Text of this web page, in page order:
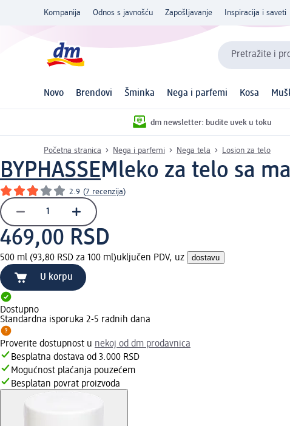
Kompanija Odnos s javnošću Zapošljavanje Inspiracija i saveti
Pretražite i
Novo Brendovi Šminka Nega i parfemi Kosa
dm newsletter: budite uvek u toku
Početna stranica Nega i parfemi Nega tela Losion za telo
BYPHASSEMleko za telo sa
2.9 (7 recenzija)
469,00 RSD
500 ml (93,80 RSD za 100 ml)uključen PDV, uz dostavu
U korpu
Dostupno
Standardna isporuka 2-5 radnih dana
Proverite dostupnost u nekoj od dm prodavnica
Besplatna dostava od 3.000 RSD
Mogućnost plaćanja pouzećem
Besplatan povrat proizvoda